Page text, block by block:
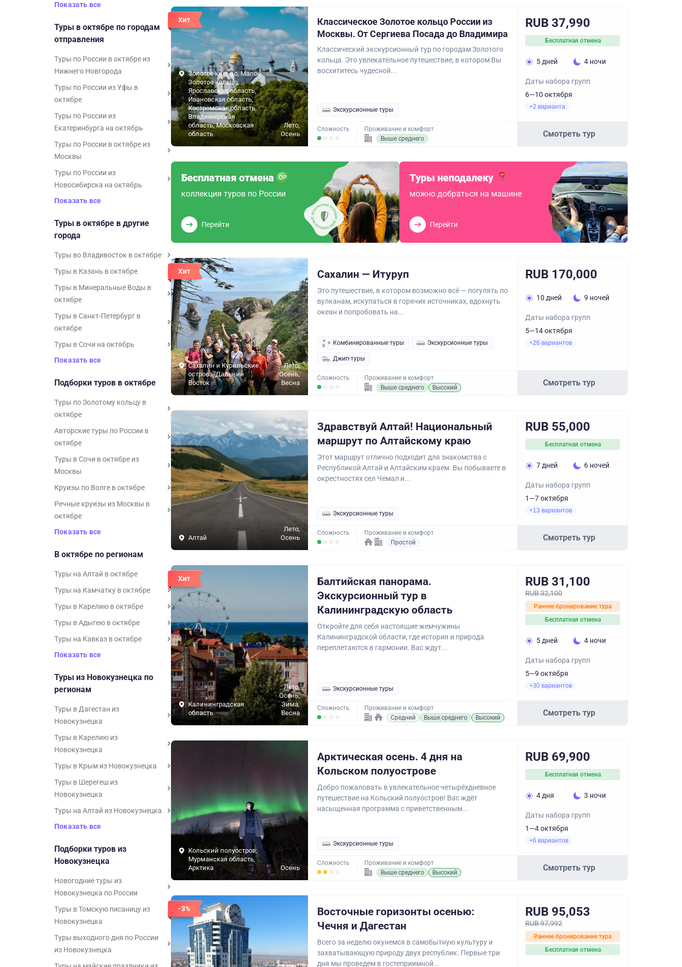
Показать все
Туры в октябре по городам
отправления
Туры по России в октябре из
Нижнего Новгорода
Туры по России из Уфы в
октябре
Туры по России из
Екатеринбурга на октябрь
Туры по России в октябре из
Москвы
Туры по России из
Новосибирска на октябрь
Показать все
Туры в октябре в другие
города
Туры во Владивосток в октябре
Туры в Казань в октябре
Туры в Минеральные Воды в
октябре
Туры в Санкт-Петербург в
октябре
Туры в Сочи на октябрь
Показать все
Подборки туров в октябре
Туры по Золотому кольцу в
октябре
Авторские туры по России в
октябре
Туры в Сочи в октябре из
Москвы
Круизы по Волге в октябре
Речные круизы из Москвы в
октябре
Показать все
В октябре по регионам
Туры на Алтай в октябре
Туры на Камчатку в октябре
Туры в Карелию в октябре
Туры в Адыгею в октябре
Туры на Кавказ в октябре
Показать все
Туры из Новокузнецка по
регионам
Туры в Дагестан из
Новокузнецка
Туры в Карелию из
Новокузнецка
Туры в Крым из Новокузнецка
Туры в Шерегеш из
Новокузнецка
Туры на Алтай из Новокузнецка
Показать все
Подборки туров из
Новокузнецка
Новогодние туры из
Новокузнецка по России
Туры в Томскую писаницу из
Новокузнецка
Туры выходного дня по России
из Новокузнецка
Хит
Золотое кольцо, Малое
Золотое кольцо,
Ярославская область,
Ивановская область,
Костромская область,
Владимирская
область, Московская
область
Лето,
Осень
Классическое Золотое кольцо России из
Москвы. От Сергиева Посада до Владимира
Классический экскурсионный тур по городам Золотого
кольца. Это увлекательное путешествие, в котором Вы
восхититесь чудесной...
Экскурсионные туры
Сложность
Проживание и комфорт
Выше среднего
RUB 37,990
Бесплатная отмена
5 дней 4 ночи
Даты набора групп
6—10 октября
+2 варианта
Смотреть тур
Бесплатная отмена
коллекция туров по России
Перейти
Туры неподалеку
можно добраться на машине
Перейти
Хит
Сахалин и Курильские
острова, Дальний
Восток
Лето,
Осень,
Весна
Сахалин — Итуруп
Это путешествие, в котором возможно всё — погулять по
вулканам, искупаться в горячих источниках, вдохнуть
океан и попробовать на...
Комбинированные туры Экскурсионные туры
Джип-туры
Сложность
Проживание и комфорт
Выше среднего
Высокий
RUB 170,000
10 дней 9 ночей
Даты набора групп
5—14 октября
+26 вариантов
Смотреть тур
Алтай
Лето,
Осень
Здравствуй Алтай! Национальный
маршрут по Алтайскому краю
Этот маршрут отлично подходит для знакомства с
Республикой Алтай и Алтайским краем. Вы побываете в
окрестностях сел Чемал и...
Экскурсионные туры
Сложность
Проживание и комфорт
Простой
RUB 55,000
Бесплатная отмена
7 дней 6 ночей
Даты набора групп
1—7 октября
+13 вариантов
Смотреть тур
Хит
Калининградская
область
Лето,
Осень,
Зима,
Весна
Балтийская панорама.
Экскурсионный тур в
Калининградскую область
Откройте для себя настоящие жемчужины
Калининградской области, где история и природа
переплетаются в гармонии. Вас ждут...
Экскурсионные туры
Сложность
Проживание и комфорт
Средний
Выше среднего Высокий
RUB 31,100
RUB 32,100
Раннее бронирование тура
Бесплатная отмена
5 дней 4 ночи
Даты набора групп
5—9 октября
+30 вариантов
Смотреть тур
Кольский полуостров,
Мурманская область,
Арктика
Осень
Арктическая осень. 4 дня на
Кольском полуострове
Добро пожаловать в увлекательное четырёхдневное
путешествие на Кольский полуостров! Вас ждёт
насыщенная программа с приветственным...
Экскурсионные туры
Сложность
Проживание и комфорт
Выше среднего
Высокий
RUB 69,900
Бесплатная отмена
4 дня 3 ночи
Даты набора групп
1—4 октября
+6 вариантов
Смотреть тур
-3%
Восточные горизонты осенью:
Чечня и Дагестан
Всего за неделю окунемся в самобытную культуру и
захватывающую природу двух республик. Первые три
дня мы проведем в гостеприимной...
RUB 95,053
RUB 97,992
Раннее бронирование тура
Бесплатная отмена